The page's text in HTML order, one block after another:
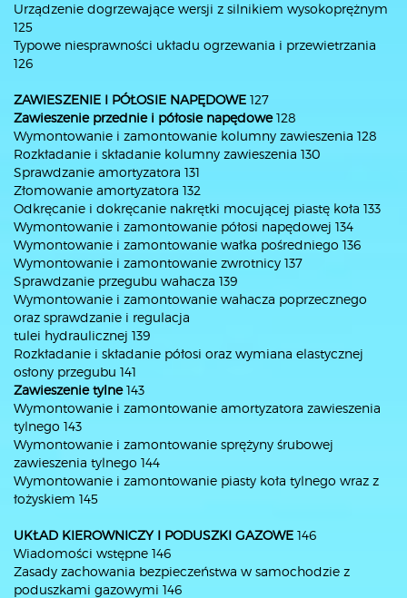
Urządzenie dogrzewające wersji z silnikiem wysokoprężnym
125
Typowe niesprawności układu ogrzewania i przewietrzania
126
ZAWIESZENIE I PÓŁOSIE NAPĘDOWE 127
Zawieszenie przednie i półosie napędowe128
Wymontowanie i zamontowanie kolumny zawieszenia 128
Rozkładanie i składanie kolumny zawieszenia 130
Sprawdzanie amortyzatora 131
Złomowanie amortyzatora 132
Odkręcanie i dokręcanie nakrętki mocującej piastę koła 133
Wymontowanie i zamontowanie półosi napędowej 134
Wymontowanie i zamontowanie wałka pośredniego 136
Wymontowanie i zamontowanie zwrotnicy 137
Sprawdzanie przegubu wahacza 139
Wymontowanie i zamontowanie wahacza poprzecznego
oraz sprawdzanie i regulacja
tulei hydraulicznej 139
Rozkładanie i składanie półosi oraz wymiana elastycznej
osłony przegubu 141
Zawieszenie tylne143
Wymontowanie i zamontowanie amortyzatora zawieszenia
tylnego 143
Wymontowanie i zamontowanie sprężyny śrubowej
zawieszenia tylnego 144
Wymontowanie i zamontowanie piasty koła tylnego wraz z
łożyskiem 145
UKŁAD KIEROWNICZY I PODUSZKI GAZOWE 146
Wiadomości wstępne 146
Zasady zachowania bezpieczeństwa w samochodzie z
poduszkami gazowymi 146